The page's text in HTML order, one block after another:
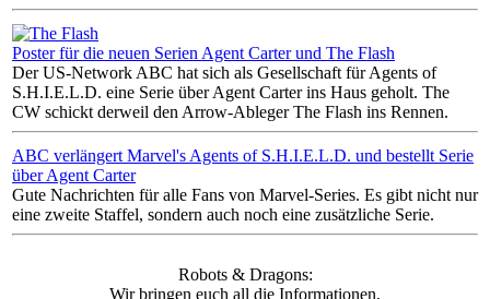
Poster für die neuen Serien Agent Carter und The Flash
Der US-Network ABC hat sich als Gesellschaft für Agents of
S.H.I.E.L.D. eine Serie über Agent Carter ins Haus geholt. The
CW schickt derweil den Arrow-Ableger The Flash ins Rennen.
ABC verlängert Marvel's Agents of S.H.I.E.L.D. und bestellt Serie
über Agent Carter
Gute Nachrichten für alle Fans von Marvel-Series. Es gibt nicht nur
eine zweite Staffel, sondern auch noch eine zusätzliche Serie.
Robots & Dragons:
Wir bringen euch all die Informationen,